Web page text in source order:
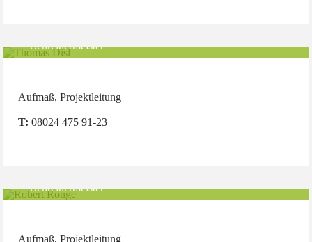
Schreinermeister
Aufmaß, Projektleitung
T: 08024 475 91-23
Schreinermeister
Aufmaß, Projektleitung